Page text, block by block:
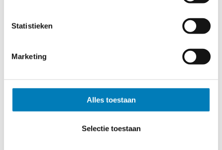
Statistieken
Marketing
Alles toestaan
Selectie toestaan
25.25.10
Type MF-S